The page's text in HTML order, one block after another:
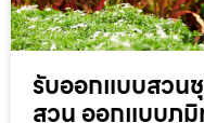
รับออกแบบสวน
สวน ออกแบบภู